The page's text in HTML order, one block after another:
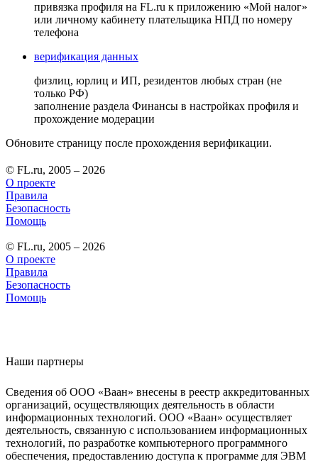
привязка профиля на FL.ru к приложению «Мой налог»
или личному кабинету плательщика НПД по номеру
телефона
верификация данных
физлиц, юрлиц и ИП, резидентов любых стран (не
только РФ)
заполнение раздела Финансы в настройках профиля и
прохождение модерации
Обновите страницу после прохождения верификации.
© FL.ru, 2005 – 2026
О проекте
Правила
Безопасность
Помощь
© FL.ru, 2005 – 2026
О проекте
Правила
Безопасность
Помощь
Наши партнеры
Сведения об ООО «Ваан» внесены в реестр аккредитованных
организаций, осуществляющих деятельность в области
информационных технологий. ООО «Ваан» осуществляет
деятельность, связанную с использованием информационных
технологий, по разработке компьютерного программного
обеспечения, предоставлению доступа к программе для ЭВМ